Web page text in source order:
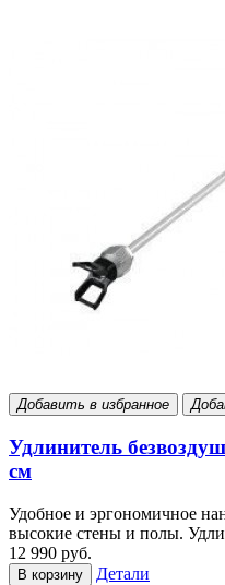
Добавить в избранное
Удлинитель
см
Удобное и эргономичное
высокие стены и полы.
12 990 руб.
В корзину Детали